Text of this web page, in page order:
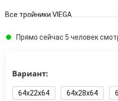
Все тройники VIEGA
Прямо сейчас 5 человек
Вариант:
64x22x64 64x28x64